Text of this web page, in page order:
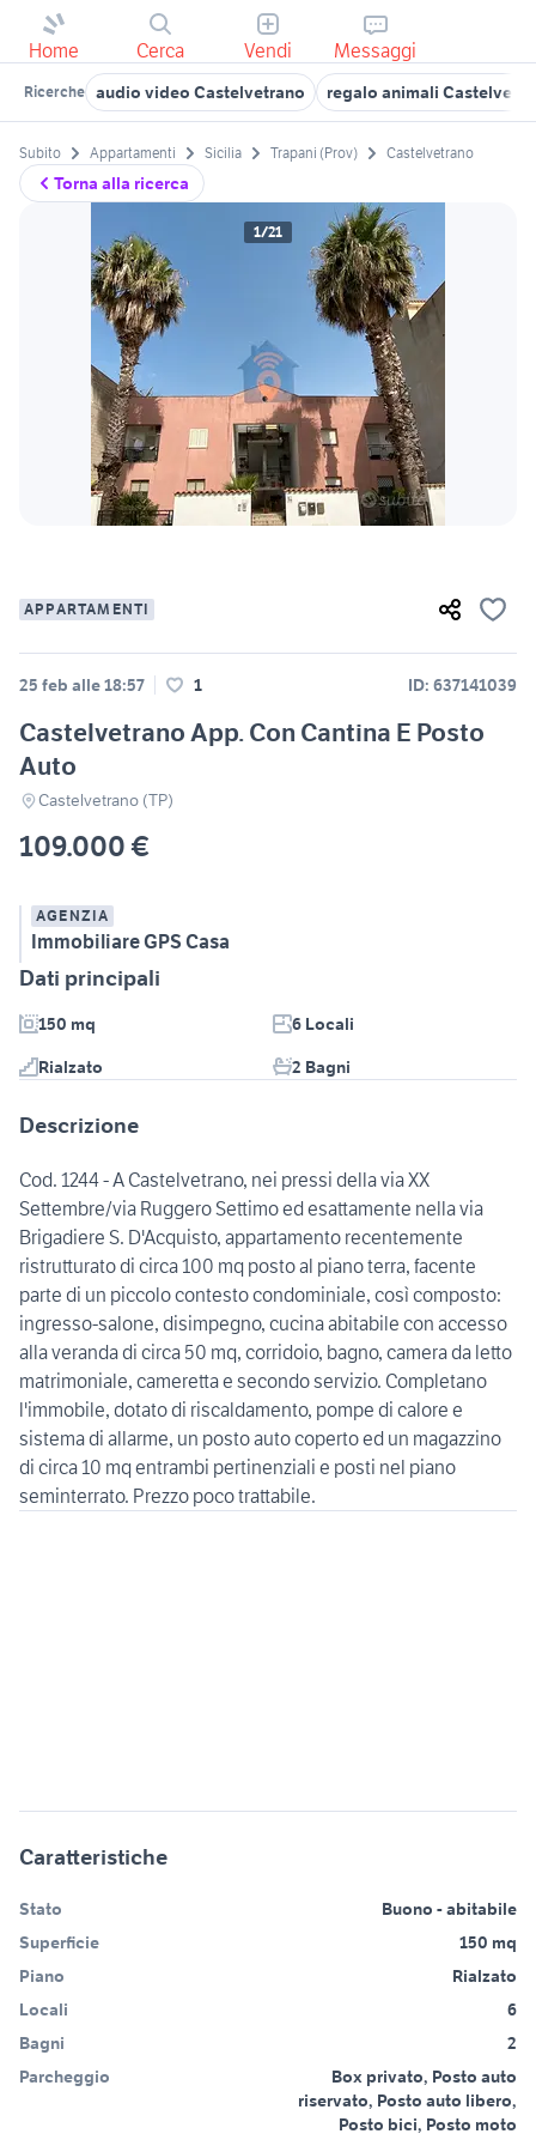
Home Cerca Vendi Messaggi
Ricerche audio video Castelvetrano regalo animali
Torna alla ricerca
Subito Appartamenti Sicilia Trapani (Prov) Castelvetrano
1/21
APPARTAMENTI
25 feb alle 18:57 1 ID: 637141039
Castelvetrano App. Con Cantina E Posto
Auto
Castelvetrano (TP)
109.000 €
AGENZIA
Immobiliare GPS Casa
Dati principali
150 mq
6 Locali
Rialzato
2 Bagni
Descrizione
Cod. 1244 - A Castelvetrano, nei pressi della via XX
Settembre/via Ruggero Settimo ed esattamente nella via
Brigadiere S. D'Acquisto, appartamento recentemente
ristrutturato di circa 100 mq posto al piano terra, facente
parte di un piccolo contesto condominiale, così composto:
ingresso-salone, disimpegno, cucina abitabile con accesso
alla veranda di circa 50 mq, corridoio, bagno, camera da letto
matrimoniale, cameretta e secondo servizio. Completano
l'immobile, dotato di riscaldamento, pompe di calore e
sistema di allarme, un posto auto coperto ed un magazzino
di circa 10 mq entrambi pertinenziali e posti nel piano
seminterrato. Prezzo poco trattabile.
Caratteristiche
Stato
Buono - abitabile
Superficie
150 mq
Piano
Rialzato
Locali
6
Bagni
2
Parcheggio
Box privato, Posto auto
riservato, Posto auto libero,
Posto bici, Posto moto